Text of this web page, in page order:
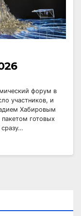
форум в
участников, и
Хабировым
готовых